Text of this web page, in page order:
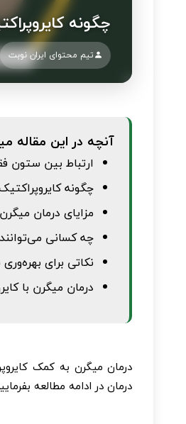
چگونه
تیم محتوای ایران نوبت
آنچه در این مقاله
ارتباط بین ستون
چگونه
مزایای درمان
چه کسانی
نکاتی برای
درمان میگرن با
درمان میگرن به کمک
درمان در ادامه مطالعه